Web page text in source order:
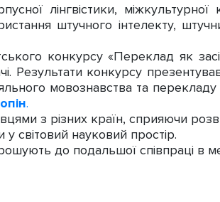
лінгвістики, міжкультурної
штучного інтелекту,
конкурсу «Переклад як засіб
Результати конкурсу
мовознавства та перекладу
.
з різних країн, сприяючи
у світовий науковий простір.
до подальшої співпраці в